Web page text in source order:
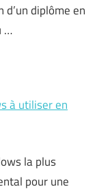
diplôme en
…
à utiliser en
la plus
pour une